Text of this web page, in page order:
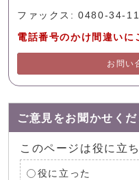
ファックス: 0480-34-
電話番号のかけ間違いに
お問い
ご意見をお聞かせく
このページは役に立
役に立った